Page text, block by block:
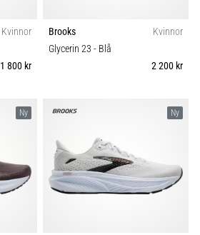
Kvinnor
1 800 kr
Brooks
Kvinnor
Glycerin 23 - Blå
2 200 kr
Ny Ny